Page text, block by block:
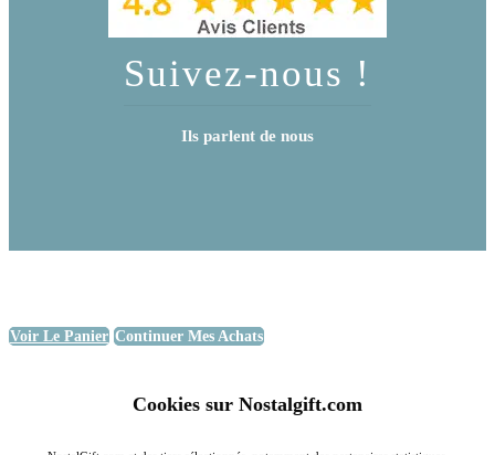
Suivez-nous !
Ils parlent de nous
Voir Le Panier Continuer Mes Achats
Cookies sur Nostalgift.com